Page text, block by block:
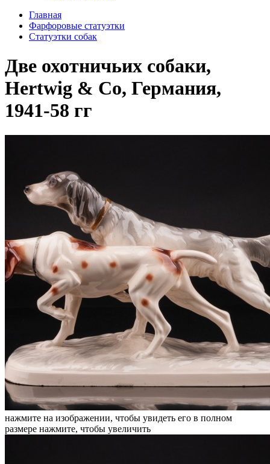
Главная
Фарфоровые статуэтки
Cтатуэтки собак
Две охотничьих собаки,
Hertwig & Co, Германия,
1941-58 гг
нажмите на изображении, чтобы увидеть его в полном
размере нажмите, чтобы увеличить